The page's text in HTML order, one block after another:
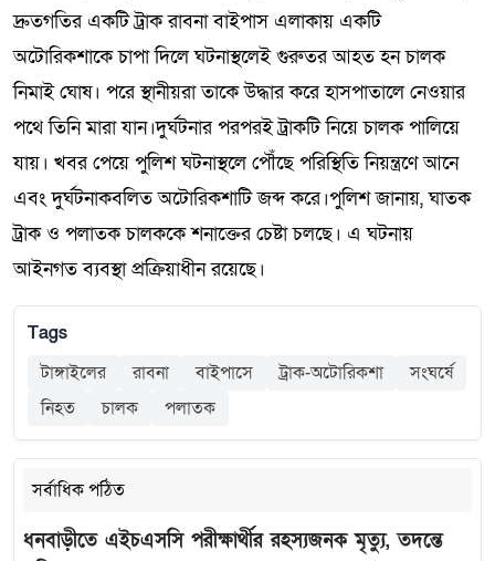
দ্রুতগতির একটি ট্রাক রাবনা বাইপাস এলাকায় একটি
অটোরিকশাকে চাপা দিলে ঘটনাস্থলেই গুরুতর আহত হন চালক
নিমাই ঘোষ। পরে স্থানীয়রা তাকে উদ্ধার করে হাসপাতালে নেওয়ার
পথে তিনি মারা যান।দুর্ঘটনার পরপরই ট্রাকটি নিয়ে চালক পালিয়ে
যায়। খবর পেয়ে পুলিশ ঘটনাস্থলে পৌঁছে পরিস্থিতি নিয়ন্ত্রণে আনে
এবং দুর্ঘটনাকবলিত অটোরিকশাটি জব্দ করে।পুলিশ জানায়, ঘাতক
ট্রাক ও পলাতক চালককে শনাক্তের চেষ্টা চলছে। এ ঘটনায়
আইনগত ব্যবস্থা প্রক্রিয়াধীন রয়েছে।
Tags
টাঙ্গাইলের
রাবনা বাইপাসে ট্রাক-অটোরিকশা
সংঘর্ষে
নিহত
চালক পলাতক
সর্বাধিক পঠিত
ধনবাড়ীতে এইচএসসি পরীক্ষার্থীর রহস্যজনক মৃত্যু, তদন্তে